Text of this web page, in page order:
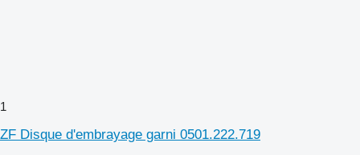
1
ZF Disque d'embrayage garni 0501.222.719